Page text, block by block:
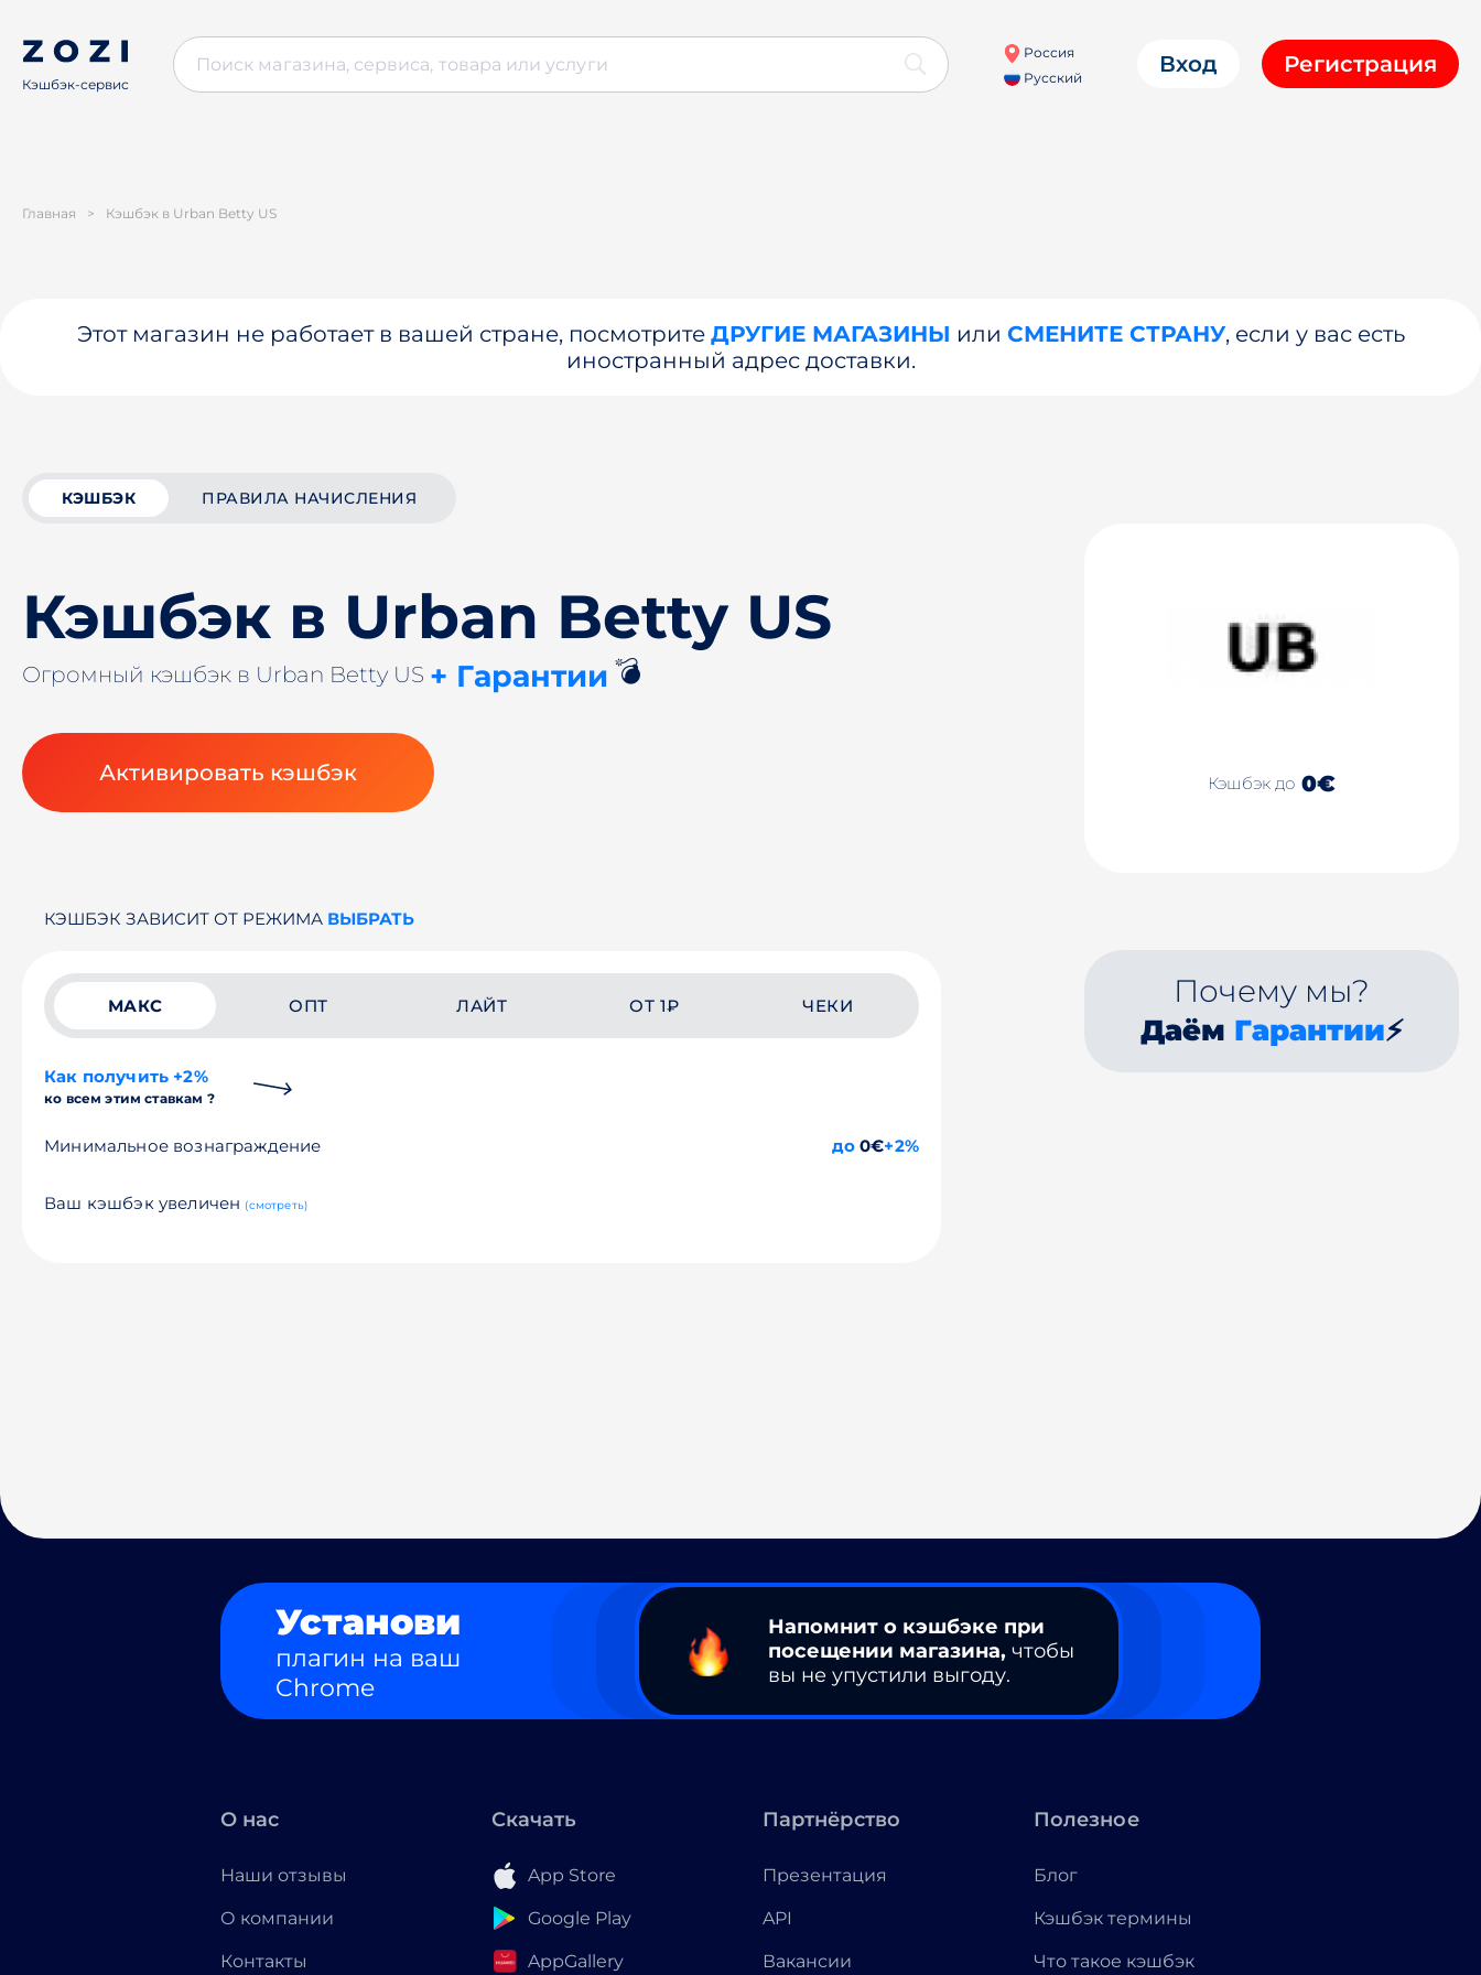
Кэшбэк-сервис
Россия
Русский
Вход Регистрация
Главная > Кэшбэк в Urban Betty US
Этот магазин не работает в вашей стране, посмотрите ДРУГИЕ МАГАЗИНЫ или СМЕНИТЕ СТРАНУ, если у вас есть
иностранный адрес доставки.
КЭШБЭК ПРАВИЛА НАЧИСЛЕНИЯ
Кэшбэк в Urban Betty US
Огромный кэшбэк в Urban Betty US + Гарантии 💣
Активировать кэшбэк Кэшбэк до 0€
КЭШБЭК ЗАВИСИТ ОТ РЕЖИМА ВЫБРАТЬ
МАКС ОПТ ЛАЙТ ОТ 1₽ ЧЕКИ
Как получить +2%
ко всем этим ставкам ?
Минимальное вознаграждение до0€+2%
Ваш кэшбэк увеличен (смотреть)
Почему мы?
Даём Гарантии⚡
Установи
плагин на ваш
Chrome
Напомнит о кэшбэке при
посещении магазина, чтобы
вы не упустили выгоду.
О нас
Наши отзывы
О компании
Контакты
Скачать
App Store
Google Play
AppGallery
Партнёрство
Презентация
API
Вакансии
Полезное
Блог
Кэшбэк термины
Что такое кэшбэк